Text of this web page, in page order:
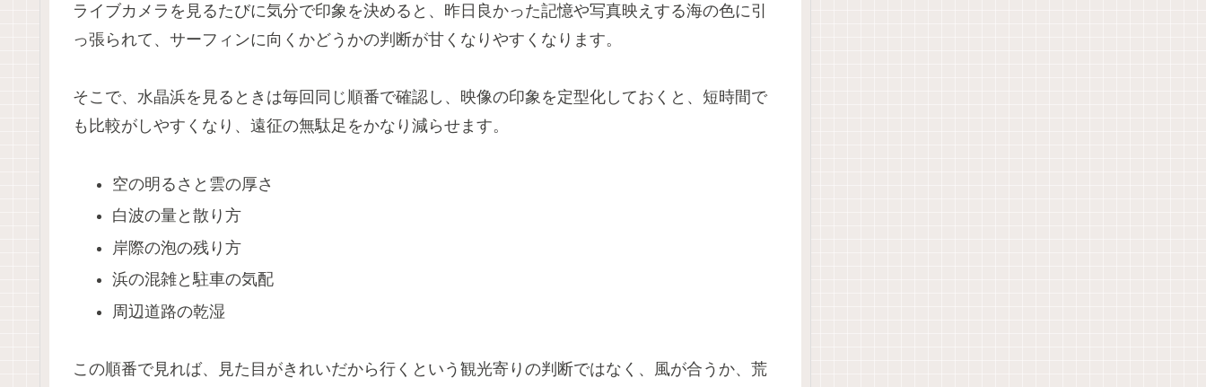
ライブカメラを見るたびに気分で印象を決めると、昨日良かった記憶や写真映えする海の色に引
っ張られて、サーフィンに向くかどうかの判断が甘くなりやすくなります。
そこで、水晶浜を見るときは毎回同じ順番で確認し、映像の印象を定型化しておくと、短時間で
も比較がしやすくなり、遠征の無駄足をかなり減らせます。
空の明るさと雲の厚さ
白波の量と散り方
岸際の泡の残り方
浜の混雑と駐車の気配
周辺道路の乾湿
この順番で見れば、見た目がきれいだから行くという観光寄りの判断ではなく、風が合うか、荒